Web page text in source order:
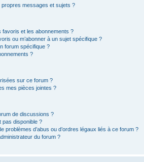
messages et sujets ?
favoris et les abonnements ?
ou m’abonner à un sujet spécifique ?
forum spécifique ?
?
sur ce forum ?
mes pièces jointes ?
de discussions ?
pas disponible ?
problèmes d’abus ou d’ordres légaux liés à ce forum ?
du forum ?